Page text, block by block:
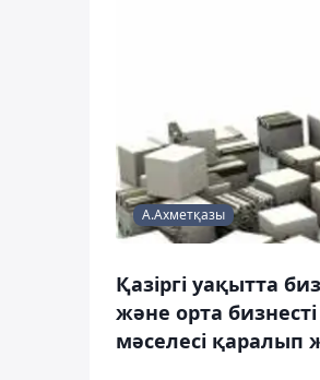
А.Ахметқазы
Қазіргі уақытта
және орта
мәселесі қаралып